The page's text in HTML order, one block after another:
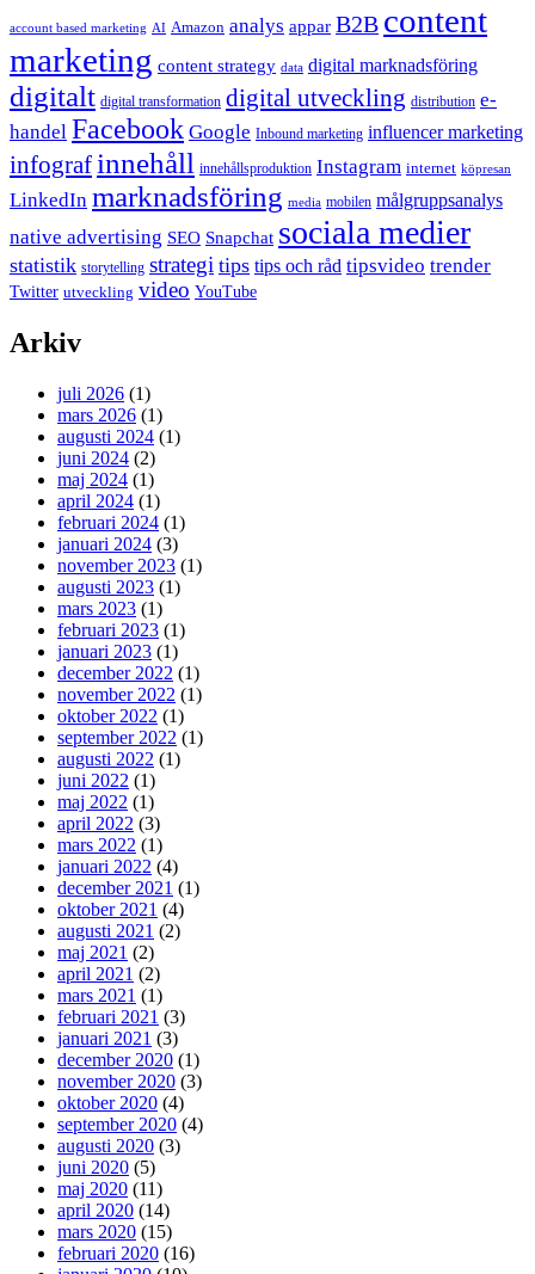
account based marketing AI Amazon analys appar B2B content
marketing content strategy data digital marknadsföring
digitalt digital transformation digital utveckling distribution e-
handel Facebook Google Inbound marketing influencer marketing
infograf innehåll innehållsproduktion Instagram internet köpresan
LinkedIn marknadsföring media mobilen målgruppsanalys
native advertising SEO Snapchat sociala medier
statistik storytelling strategi tips tips och råd tipsvideo trender
Twitter utveckling video YouTube
Arkiv
juli 2026 (1)
mars 2026 (1)
augusti 2024 (1)
juni 2024 (2)
maj 2024 (1)
april 2024 (1)
februari 2024 (1)
januari 2024 (3)
november 2023 (1)
augusti 2023 (1)
mars 2023 (1)
februari 2023 (1)
januari 2023 (1)
december 2022 (1)
november 2022 (1)
oktober 2022 (1)
september 2022 (1)
augusti 2022 (1)
juni 2022 (1)
maj 2022 (1)
april 2022 (3)
mars 2022 (1)
januari 2022 (4)
december 2021 (1)
oktober 2021 (4)
augusti 2021 (2)
maj 2021 (2)
april 2021 (2)
mars 2021 (1)
februari 2021 (3)
januari 2021 (3)
december 2020 (1)
november 2020 (3)
oktober 2020 (4)
september 2020 (4)
augusti 2020 (3)
juni 2020 (5)
maj 2020 (11)
april 2020 (14)
mars 2020 (15)
februari 2020 (16)